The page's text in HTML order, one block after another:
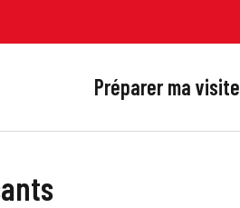
Préparer ma visite